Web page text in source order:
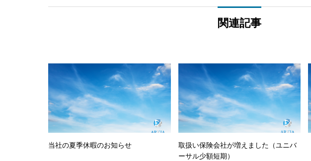
関連記事
当社の夏季休暇のお知らせ
取扱い保険会社が増えました（ユニバ
ーサル少額短期）